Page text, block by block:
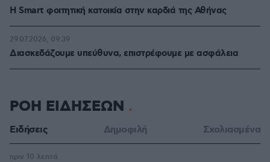
Η Smart φοιτητική κατοικία στην καρδιά της Αθήνας
Διασκεδάζουμε υπεύθυνα, επιστρέφουμε με ασφάλεια
29.07.2026, 09:39
ΡΟΗ ΕΙΔΗΣΕΩΝ
Ειδήσεις Δημοφιλή Σχολιασμένα
πριν 10 λεπτά